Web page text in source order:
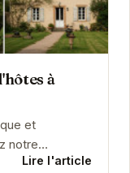
à
et
idéales
Lire l'article